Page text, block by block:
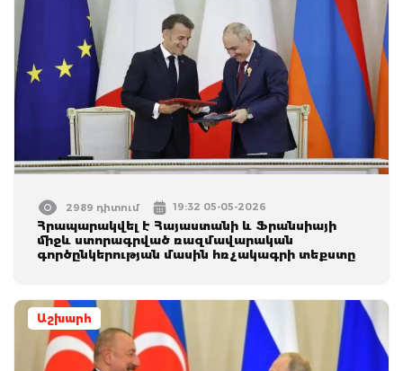
2989 դիտում 19:32 05-05-2026
Հրապարակվել է Հայաստանի և Ֆրանսիայի
միջև ստորագրված ռազմավարական
գործընկերության մասին հռչակագրի տեքստը
Աշխարհ